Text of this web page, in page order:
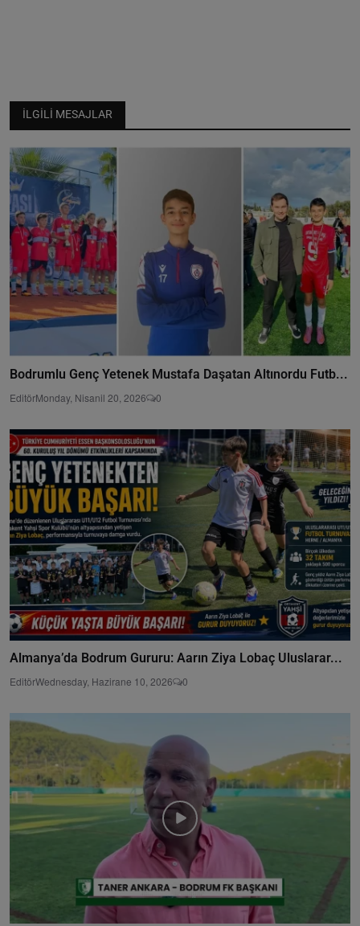
İLGILI MESAJLAR
Bodrumlu Genç Yetenek Mustafa Daşatan Altınordu Futb...
EditörMonday, Nisanil 20, 2026 0
Almanya’da Bodrum Gururu: Aarın Ziya Lobaç Uluslarar...
EditörWednesday, Hazirane 10, 2026 0